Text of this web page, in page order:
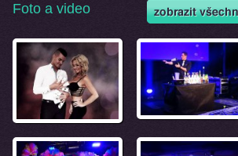
Foto a video